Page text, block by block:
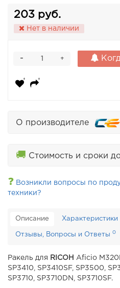
203 руб.
Нет в наличии
+
-
О производителе
🚚 Стоимость и сроки
❓ Возникли вопросы по
техники?
Описание Характеристики
Отзывы, Вопросы и Ответы 0
Ракель для RICOH Aficio
SP3410, SP3410SF, SP3500,
SP3710, SP3710DN, SP3710SF.